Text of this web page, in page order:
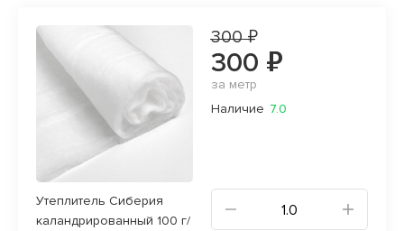
Утеплитель Сиберия
каландрированный 100 г/
300 ₽
300 ₽
за метр
Наличие 7.0